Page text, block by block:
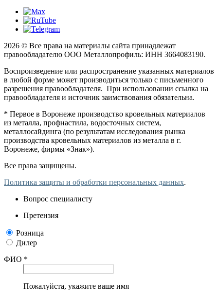
2026 © Все права на материалы сайта принадлежат
правообладателю ООО Металлопрофиль: ИНН 3664083190.
Воспроизведение или распространение указанных материалов
в любой форме может производиться только с письменного
разрешения правообладателя. При использовании ссылка на
правообладателя и источник заимствования обязательна.
* Первое в Воронеже производство кровельных материалов
из металла, профнастила, водосточных систем,
металлосайдинга (по результатам исследования рынка
производства кровельных материалов из металла в г.
Воронеже, фирмы «Знак»).
Все права защищены.
Политика защиты и обработки персональных данных.
Вопрос специалисту
Претензия
Розница
Дилер
ФИО *
Пожалуйста, укажите ваше имя